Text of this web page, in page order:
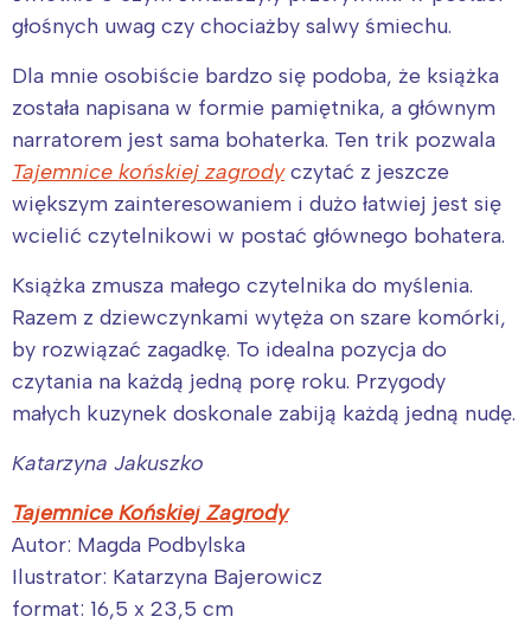
głośnych uwag czy chociażby salwy śmiechu.
Dla mnie osobiście bardzo się podoba, że książka
została napisana w formie pamiętnika, a głównym
narratorem jest sama bohaterka. Ten trik pozwala
Tajemnice końskiej zagrodyczytać z jeszcze
większym zainteresowaniem i dużo łatwiej jest się
wcielić czytelnikowi w postać głównego bohatera.
Książka zmusza małego czytelnika do myślenia.
Razem z dziewczynkami wytęża on szare komórki,
by rozwiązać zagadkę. To idealna pozycja do
czytania na każdą jedną porę roku. Przygody
małych kuzynek doskonale zabiją każdą jedną nudę.
Katarzyna Jakuszko
Tajemnice Końskiej Zagrody
Autor: Magda Podbylska
Ilustrator: Katarzyna Bajerowicz
format: 16,5 x 23,5 cm
Interesują mnie wydarzenia z
tego regionu:
Warszawa
Łódź
Wrocław
Śląsk
Kraków
Wybieram